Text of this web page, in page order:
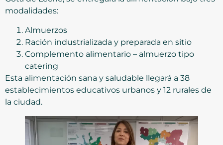
modalidades:
Almuerzos
Ración industrializada y preparada en sitio
Complemento alimentario – almuerzo tipo
catering
Esta alimentación sana y saludable llegará a 38
establecimientos educativos urbanos y 12 rurales de
la ciudad.